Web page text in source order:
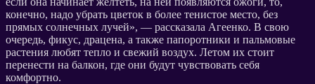
конечно, надо убрать цветок в более тенистое место, без
прямых солнечных лучей», — рассказала Агеенко. В свою
очередь, фикус, драцена, а также папоротники и пальмовые
растения любят тепло и свежий воздух. Летом их стоит
перенести на балкон, где они будут чувствовать себя
комфортно.